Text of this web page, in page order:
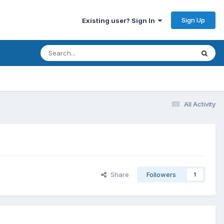
Existing user? Sign In Sign Up
All Activity
Share Followers 1